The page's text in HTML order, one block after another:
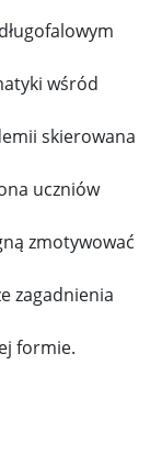
wśród
skierowana
uczniów
zmotywować
zagadnienia
formie.